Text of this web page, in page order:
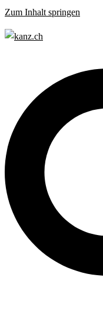
Zum Inhalt springen